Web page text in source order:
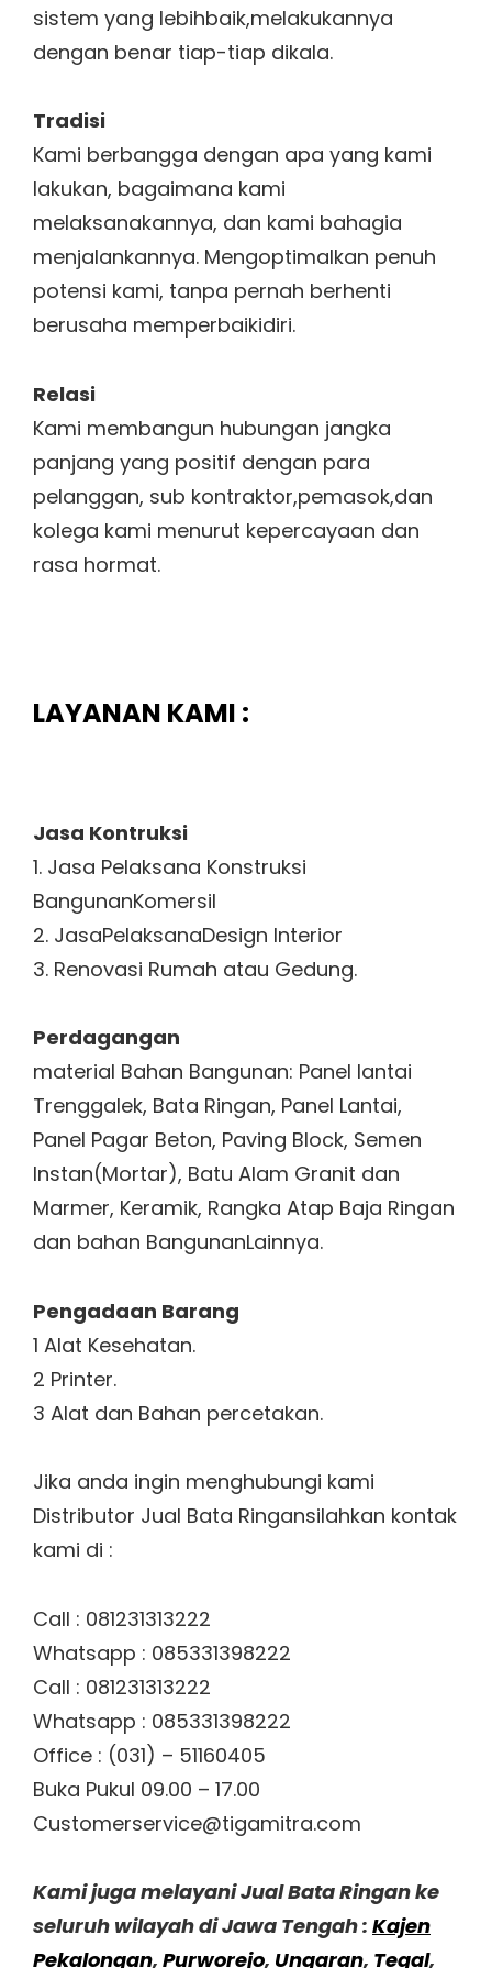
sistem yang lebihbaik,melakukannya
dengan benar tiap-tiap dikala.
Tradisi
Kami berbangga dengan apa yang kami
lakukan, bagaimana kami
melaksanakannya, dan kami bahagia
menjalankannya. Mengoptimalkan penuh
potensi kami, tanpa pernah berhenti
berusaha memperbaikidiri.
Relasi
Kami membangun hubungan jangka
panjang yang positif dengan para
pelanggan, sub kontraktor,pemasok,dan
kolega kami menurut kepercayaan dan
rasa hormat.
LAYANAN KAMI :
Jasa Kontruksi
1. Jasa Pelaksana Konstruksi
BangunanKomersil
2. JasaPelaksanaDesign Interior
3. Renovasi Rumah atau Gedung.
Perdagangan
material Bahan Bangunan: Panel lantai
Trenggalek, Bata Ringan, Panel Lantai,
Panel Pagar Beton, Paving Block, Semen
Instan(Mortar), Batu Alam Granit dan
Marmer, Keramik, Rangka Atap Baja Ringan
dan bahan BangunanLainnya.
Pengadaan Barang
1 Alat Kesehatan.
2 Printer.
3 Alat dan Bahan percetakan.
Jika anda ingin menghubungi kami
Distributor Jual Bata Ringansilahkan kontak
kami di :
Call : 081231313222
Whatsapp : 085331398222
Call : 081231313222
Whatsapp : 085331398222
Office : (031) – 51160405
Buka Pukul 09.00 – 17.00
Customerservice@tigamitra.com
Kami juga melayani Jual Bata Ringan ke
seluruh wilayah di Jawa Tengah : Kajen
Pekalongan, Purworejo, Ungaran, Tegal,